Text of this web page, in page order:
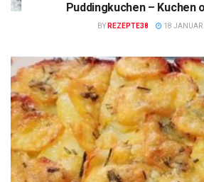
Puddingkuchen – Kuchen
BY REZEPTE38 18 JANUAR